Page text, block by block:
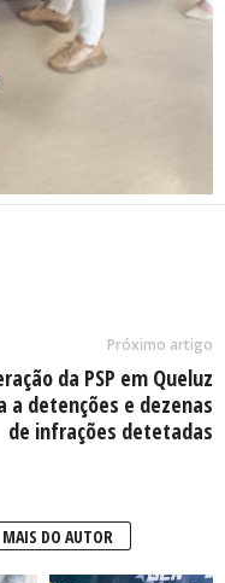
Próximo artigo
da PSP em Queluz
a detenções e dezenas
de infrações detetadas
MAIS DO AUTOR